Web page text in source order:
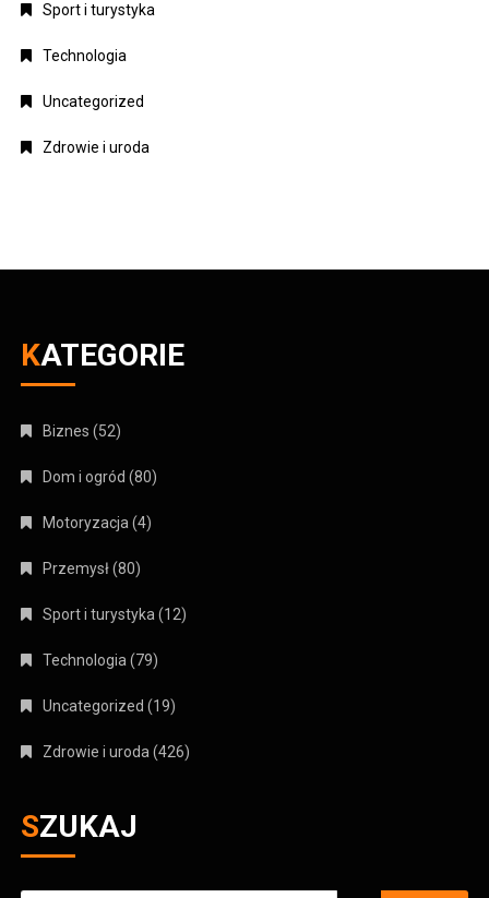
Sport i turystyka
Technologia
Uncategorized
Zdrowie i uroda
KATEGORIE
Biznes (52)
Dom i ogród (80)
Motoryzacja(4)
Przemysł(80)
Sport i turystyka(12)
Technologia(79)
Uncategorized (19)
Zdrowie i uroda(426)
SZUKAJ